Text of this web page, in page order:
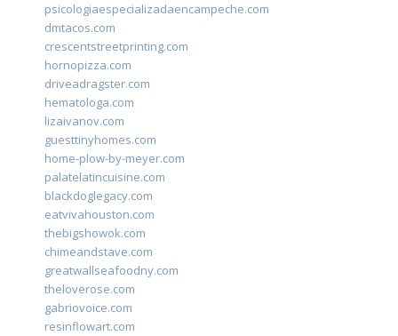
psicologiaespecializadaencampeche.com
dmtacos.com
crescentstreetprinting.com
hornopizza.com
driveadragster.com
hematologa.com
lizaivanov.com
guesttinyhomes.com
home-plow-by-meyer.com
palatelatincuisine.com
blackdoglegacy.com
eatvivahouston.com
thebigshowok.com
chimeandstave.com
greatwallseafoodny.com
theloverose.com
gabriovoice.com
resinflowart.com